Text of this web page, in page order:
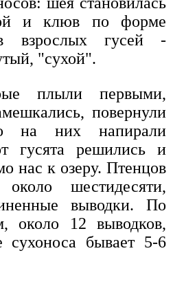
и клюв по форме
взрослых гусей -
"сухой".
плыли первыми,
повернули
на них напирали
гусята решились и
нас к озеру. Птенцов
шестидесяти,
выводки. По
около 12 выводков,
сухоноса бывает 5-6